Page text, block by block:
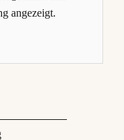
angezeigt.